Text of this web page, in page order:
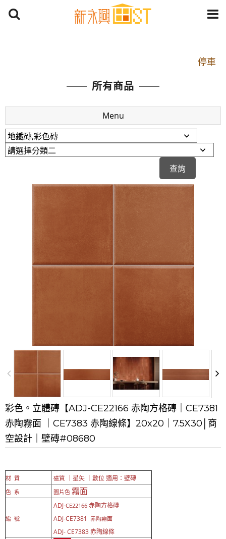
停車
捷運： 中和線【頂溪站 2 號出口】往中山路1段139
原Line已滿 無法加Line好友 請親愛的客戶加入
LINE官方帳號@a0975005573
開車：中山路1段 到永平路路口(樂華夜市口)門口可
停車
捷運： 中和線【頂溪站 2 號出口】往中山路1段139
號約10分鐘
原Line已滿 無法加Line好友 請親愛的客戶加入
所有商品
Menu
彩色。立體磚【ADJ-CE22166 赤陶方格磚｜CE7381
赤陶霧面 ｜CE7383 赤陶線條】20x20｜7.5X30│商
空設計｜壁磚#08680
材 質 磁質 ｜ 星矢 ｜數位 適用：壁磚
色 系 圖片色 霧面
編 號
ADJ-CE22166 赤陶方格磚
ADJ-CE7381 赤陶霧面
ADJ- CE7383 赤陶線條